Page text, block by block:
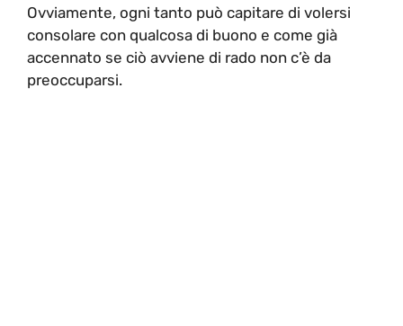
Ovviamente, ogni tanto può capitare di volersi
consolare con qualcosa di buono e come già
accennato se ciò avviene di rado non c’è da
preoccuparsi.